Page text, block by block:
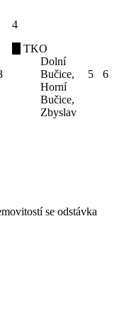
4
TKO
Dolní
Bučice,
Horní
Bučice,
Zbyslav
5 6
se odstávka